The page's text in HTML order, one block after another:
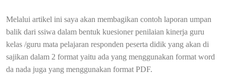
Melalui artikel ini saya akan membagikan contoh laporan umpan
balik dari ssiwa dalam bentuk kuesioner penilaian kinerja guru
kelas /guru mata pelajaran responden peserta didik yang akan di
sajikan dalam 2 format yaitu ada yang menggunakan format word
da nada juga yang menggunakan format PDF.